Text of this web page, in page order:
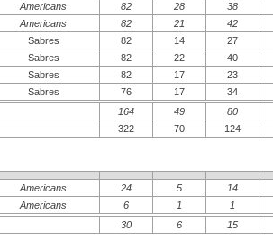
Americans 82 28
38
Americans 82 21
42
Sabres 82 14
27
Sabres 82 22
40
Sabres 82 17
23
Sabres 76 17
34
164
49
80
322
70 124
Americans 24 5
14
Americans 6 1
1
30
6 15